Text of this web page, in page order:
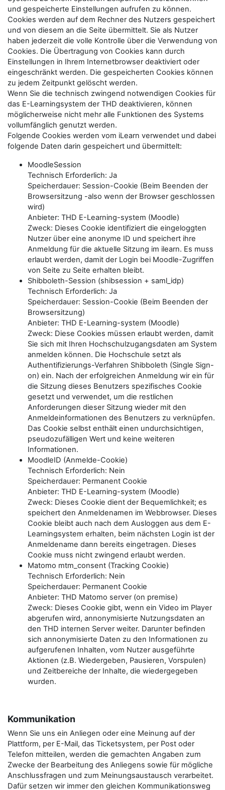
und gespeicherte Einstellungen aufrufen zu können.
Cookies werden auf dem Rechner des Nutzers gespeichert
und von diesem an die Seite übermittelt. Sie als Nutzer
haben jederzeit die volle Kontrolle über die Verwendung von
Cookies. Die Übertragung von Cookies kann durch
Einstellungen in Ihrem Internetbrowser deaktiviert oder
eingeschränkt werden. Die gespeicherten Cookies können
zu jedem Zeitpunkt gelöscht werden.
Wenn Sie die technisch zwingend notwendigen Cookies für
das E-Learningsystem der THD deaktivieren, können
möglicherweise nicht mehr alle Funktionen des Systems
vollumfänglich genutzt werden.
Folgende Cookies werden vom iLearn verwendet und dabei
folgende Daten darin gespeichert und übermittelt:
MoodleSession
Technisch Erforderlich: Ja
Speicherdauer: Session-Cookie (Beim Beenden der
Browsersitzung -also wenn der Browser geschlossen
wird)
Anbieter: THD E-Learning-system (Moodle)
Zweck: Dieses Cookie identifiziert die eingeloggten
Nutzer über eine anonyme ID und speichert ihre
Anmeldung für die aktuelle Sitzung im ilearn. Es muss
erlaubt werden, damit der Login bei Moodle-Zugriffen
von Seite zu Seite erhalten bleibt.
Shibboleth-Session (shibsession + saml_idp)
Technisch Erforderlich: Ja
Speicherdauer: Session-Cookie (Beim Beenden der
Browsersitzung)
Anbieter: THD E-Learning-system (Moodle)
Zweck: Diese Cookies müssen erlaubt werden, damit
Sie sich mit Ihren Hochschulzugangsdaten am System
anmelden können. Die Hochschule setzt als
Authentifizierungs-Verfahren Shibboleth (Single Sign-
on) ein. Nach der erfolgreichen Anmeldung wir ein für
die Sitzung dieses Benutzers spezifisches Cookie
gesetzt und verwendet, um die restlichen
Anforderungen dieser Sitzung wieder mit den
Anmeldeinformationen des Benutzers zu verknüpfen.
Das Cookie selbst enthält einen undurchsichtigen,
pseudozufälligen Wert und keine weiteren
Informationen.
MoodleID (Anmelde-Cookie)
Technisch Erforderlich: Nein
Speicherdauer: Permanent Cookie
Anbieter: THD E-Learning-system (Moodle)
Zweck: Dieses Cookie dient der Bequemlichkeit; es
speichert den Anmeldenamen im Webbrowser. Dieses
Cookie bleibt auch nach dem Ausloggen aus dem E-
Learningsystem erhalten, beim nächsten Login ist der
Anmeldename dann bereits eingetragen. Dieses
Cookie muss nicht zwingend erlaubt werden.
Matomo mtm_consent (Tracking Cookie)
Technisch Erforderlich: Nein
Speicherdauer: Permanent Cookie
Anbieter: THD Matomo server (on premise)
Zweck: Dieses Cookie gibt, wenn ein Video im Player
abgerufen wird, annonymisierte Nutzungsdaten an
den THD internen Server weiter. Darunter befinden
sich annonymisierte Daten zu den Informationen zu
aufgerufenen Inhalten, vom Nutzer ausgeführte
Aktionen (z.B. Wiedergeben, Pausieren, Vorspulen)
und Zeitbereiche der Inhalte, die wiedergegeben
wurden.
Kommunikation
Wenn Sie uns ein Anliegen oder eine Meinung auf der
Plattform, per E-Mail, das Ticketsystem, per Post oder
Telefon mitteilen, werden die gemachten Angaben zum
Zwecke der Bearbeitung des Anliegens sowie für mögliche
Anschlussfragen und zum Meinungsaustausch verarbeitet.
Dafür setzen wir immer den gleichen Kommunikationsweg